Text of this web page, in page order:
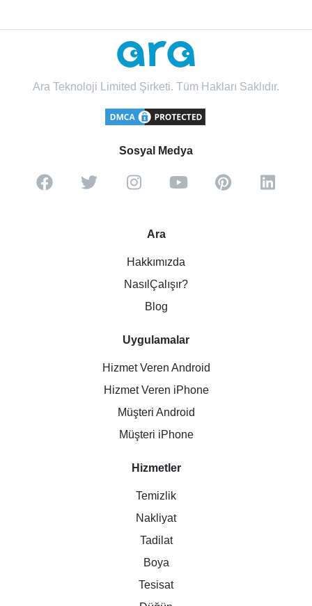
Ara Teknoloji Limited Şirketi. Tüm Hakları Saklıdır.
Sosyal Medya
Ara
Hakkımızda
NasılÇalışır?
Blog
Uygulamalar
Hizmet Veren Android
Hizmet Veren iPhone
Müşteri Android
Müşteri iPhone
Hizmetler
Temizlik
Nakliyat
Tadilat
Boya
Tesisat